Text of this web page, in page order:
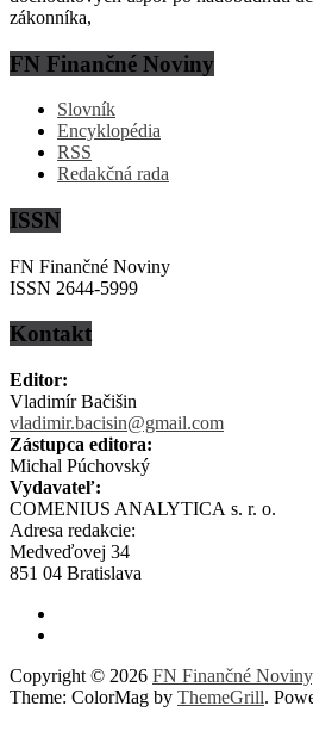
zákonníka,
FN Finančné Noviny
Slovník
Encyklopédia
RSS
Redakčná rada
ISSN
FN Finančné Noviny
ISSN 2644-5999
Kontakt
Editor:
Vladimír Bačišin
vladimir.bacisin@gmail.com
Zástupca editora:
Michal Púchovský
Vydavateľ:
COMENIUS ANALYTICA s. r. o.
Adresa redakcie:
Medveďovej 34
851 04 Bratislava
Copyright © 2026 FN Finančné Noviny
Theme: ColorMag by ThemeGrill.